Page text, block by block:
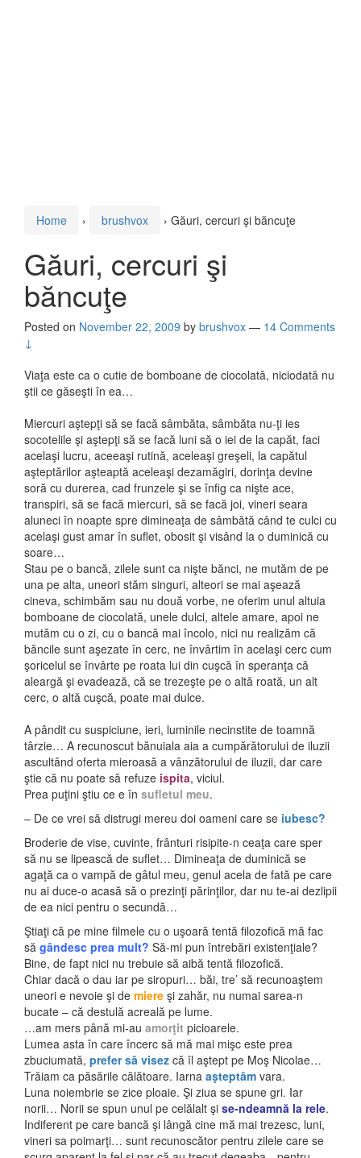
Home › brushvox › Găuri, cercuri şi băncuţe
Găuri, cercuri şi
băncuţe
Posted on November 22, 2009 by brushvox — 14 Comments
↓
Viaţa este ca o cutie de bomboane de ciocolată, niciodată nu
ştii ce găseşti în ea…
Miercuri aştepţi să se facă sâmbăta, sâmbăta nu-ţi ies
socotelile şi aştepţi să se facă luni să o iei de la capăt, faci
acelaşi lucru, aceeaşi rutină, aceleaşi greşeli, la capătul
aşteptărilor aşteaptă aceleaşi dezamăgiri, dorinţa devine
soră cu durerea, cad frunzele şi se înfig ca nişte ace,
transpiri, să se facă miercuri, să se facă joi, vineri seara
aluneci în noapte spre dimineaţa de sâmbătă când te culci cu
acelaşi gust amar în suflet, obosit şi visând la o duminică cu
soare…
Stau pe o bancă, zilele sunt ca nişte bănci, ne mutăm de pe
una pe alta, uneori stăm singuri, alteori se mai aşează
cineva, schimbăm sau nu două vorbe, ne oferim unul altuia
bomboane de ciocolată, unele dulci, altele amare, apoi ne
mutăm cu o zi, cu o bancă mai încolo, nici nu realizăm că
băncile sunt aşezate în cerc, ne învârtim în acelaşi cerc cum
şoricelul se învârte pe roata lui din cuşcă în speranţa că
aleargă şi evadează, că se trezeşte pe o altă roată, un alt
cerc, o altă cuşcă, poate mai dulce.
A pândit cu suspiciune, ieri, luminile necinstite de toamnă
târzie… A recunoscut bănuiala aia a cumpărătorului de iluzii
ascultând oferta mieroasă a vânzătorului de iluzii, dar care
ştie că nu poate să refuze ispita, viciul.
Prea puţini ştiu ce e în sufletul meu.
– De ce vrei să distrugi mereu doi oameni care se iubesc?
Broderie de vise, cuvinte, frânturi risipite-n ceaţa care sper
să nu se lipească de suflet… Dimineaţa de duminică se
agaţă ca o vampă de gâtul meu, genul acela de fată pe care
nu ai duce-o acasă să o prezinţi părinţilor, dar nu te-ai dezlipii
de ea nici pentru o secundă…
Ştiaţi că pe mine filmele cu o uşoară tentă filozofică mă fac
să gândesc prea mult? Să-mi pun întrebări existenţiale?
Bine, de fapt nici nu trebuie să aibă tentă filozofică.
Chiar dacă o dau iar pe siropuri… băi, tre’ să recunoaştem
uneori e nevoie şi de miere şi zahăr, nu numai sarea-n
bucate – că destulă acreală pe lume.
…am mers până mi-au amorţit picioarele.
Lumea asta în care încerc să mă mai mişc este prea
zbuciumată, prefer să visez că îl aştept pe Moş Nicolae…
Trăiam ca păsările călătoare. Iarna aşteptăm vara.
Luna noiembrie se zice ploaie. Şi ziua se spune gri. Iar
norii… Norii se spun unul pe celălalt şi se-ndeamnă la rele.
Indiferent pe care bancă şi lângă cine mă mai trezesc, luni,
vineri sa poimarţi… sunt recunoscător pentru zilele care se